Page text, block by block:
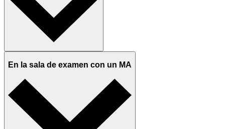
En la sala de examen con un MA